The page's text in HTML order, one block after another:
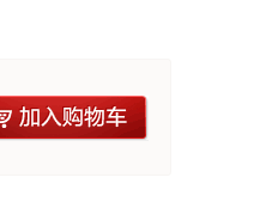
加入购物车